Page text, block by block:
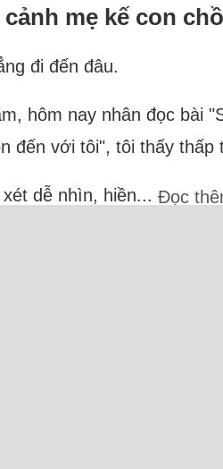
mẹ kế con
đi đến đâu.
hôm nay nhân đọc bài
đến với tôi", tôi thấy thấp
xét dễ nhìn, hiền...Đọc